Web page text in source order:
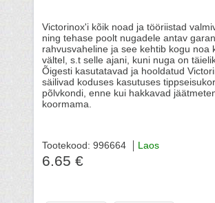
Victorinox'i kõik noad ja tööriistad
ning tehase poolt nugadele antav
rahvusvaheline ja see kehtib kogu noa
vältel, s.t selle ajani, kuni nuga on
Õigesti kasutatavad ja hooldatud
säilivad koduses kasutuses
põlvkondi, enne kui hakkavad
koormama.
Tootekood: 996664 Laos
6.65 €